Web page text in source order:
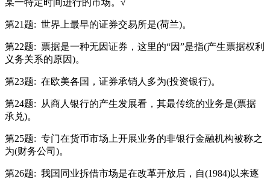
某一特定时间进行的市场。√
第21题: 世界上最早的证券交易所是(荷兰)。
第22题: 票据是一种无因证券，这里的“因”是指(产生票据权利
义务关系的原因)。
第23题: 在欧美各国，证券承销人多为(投资银行)。
第24题:
从商人银行的产生发展看，其最传统的业务是(票据
承兑)。
第25题: 专门在货币市场上开展业务的非银行金融机构被称之
为(财务公司)。
第26题: 我国同业拆借市场是在改革开放后，自(1984)以来逐